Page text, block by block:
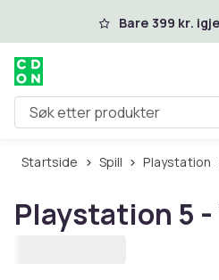
Hopp til hovedinnhold
Bare 399 kr.
Søk etter produkter
Startside Spill Playstation
Playstation 5